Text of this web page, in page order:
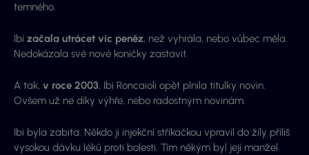
temného.
Ibi začala utrácet víc peněz, než vyhrála, nebo vůbec měla.
Nedokázala své nové koníčky zastavit.
A tak, v roce 2003, Ibi Roncaioli opět plnila titulky novin.
Ovšem už ne díky výhře, nebo radostným novinám.
Ibi byla zabita. Někdo ji injekční stříkačkou vpravil do žíly příliš
vysokou dávku léků proti bolesti. Tím někým byl její manžel.